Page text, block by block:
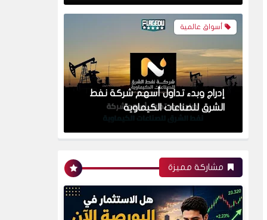
أسواق عالمية
إدراج وبدء تداول أسهم شركة نفط
الشرق للصناعات الكيماوية
تحليل فني ومخطط سيولة الأسهم
المُدرجة في مؤشر الشريعة في
مشاركة مميزة